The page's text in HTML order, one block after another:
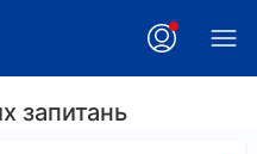
запитань